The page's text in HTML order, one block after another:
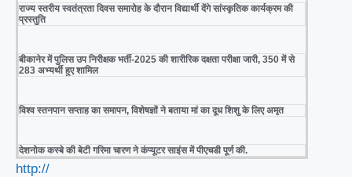
राज्य स्तरीय स्वतंत्रता दिवस समारोह के दौरान विद्यार्थी देंगे सांस्कृतिक कार्यक्रम की
प्रस्तुति
बीकानेर में पुलिस उप निरीक्षक भर्ती-2025 की शारीरिक दक्षता परीक्षा जारी, 350 में से
283 अभ्यर्थी हुए शामिल
विश्व स्तनपान सप्ताह का समापन, विशेषज्ञों ने बताया मां का दूध शिशु के लिए अमृत
देशनोक कस्बे की बेटी गरिमा चारण ने कंप्यूटर साइंस में पीएचडी पूर्ण की.
http://